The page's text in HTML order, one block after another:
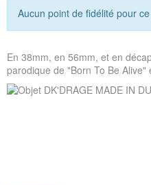
Aucun point de fidélité pour
En 38mm, en 56mm, et en
parodique de "Born To Be Alive"